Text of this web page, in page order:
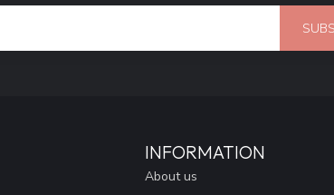
INFORMATION
About us